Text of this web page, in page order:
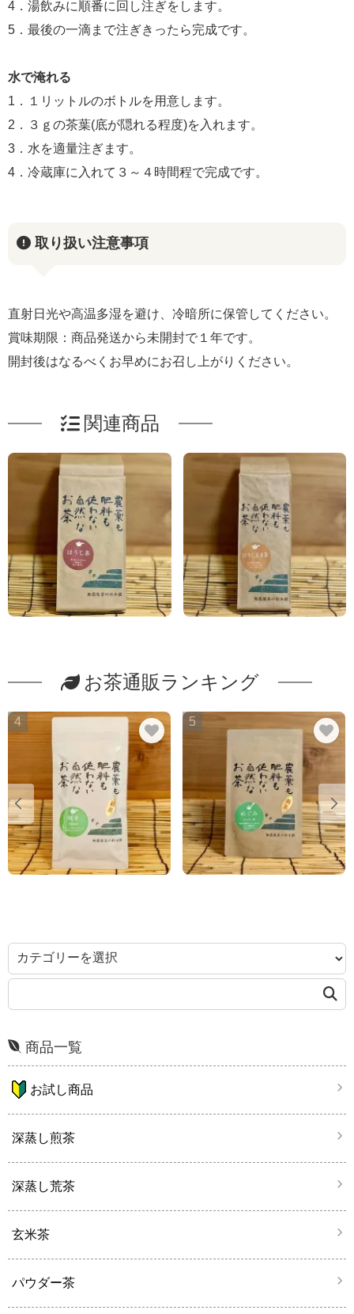
4．湯飲みに順番に回し注ぎをします。
5．最後の一滴まで注ぎきったら完成です。
水で淹れる
1．１リットルのボトルを用意します。
2．３ｇの茶葉(底が隠れる程度)を入れます。
3．水を適量注ぎます。
4．冷蔵庫に入れて３～４時間程で完成です。
取り扱い注意事項
直射日光や高温多湿を避け、冷暗所に保管してください。
賞味期限：商品発送から未開封で１年です。
開封後はなるべくお早めにお召し上がりください。
関連商品
お茶通販ランキング
4 5
商品一覧
お試し商品
深蒸し煎茶
深蒸し荒茶
玄米茶
パウダー茶